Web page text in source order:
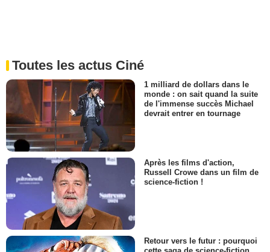
Toutes les actus Ciné
1 milliard de dollars dans le
monde : on sait quand la suite
de l'immense succès Michael
devrait entrer en tournage
Après les films d'action,
Russell Crowe dans un film de
science-fiction !
Retour vers le futur : pourquoi